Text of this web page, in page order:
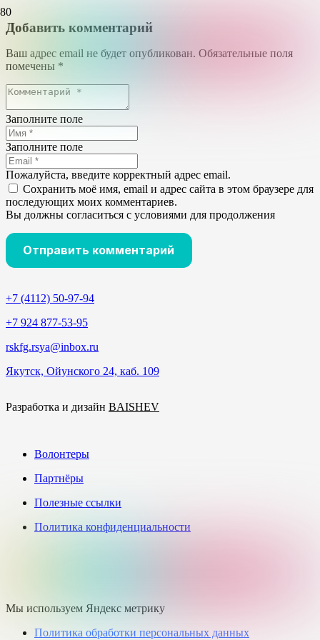
Добавить комментарий
Ваш адрес email не будет опубликован. Обязательные поля
помечены *
Заполните поле
Заполните поле
Пожалуйста, введите корректный адрес email.
Сохранить моё имя, email и адрес сайта в этом браузере для
последующих моих комментариев.
Вы должны согласиться с условиями для продолжения
Отправить комментарий
+7 (4112) 50-97-94
+7 924 877-53-95
rskfg.rsya@inbox.ru
Якутск, Ойунского 24, каб. 109
Разработка и дизайн BAISHEV
Волонтеры
Партнёры
Полезные ссылки
Политика конфиденциальности
Мы используем Яндекс метрику
Политика обработки персональных данных